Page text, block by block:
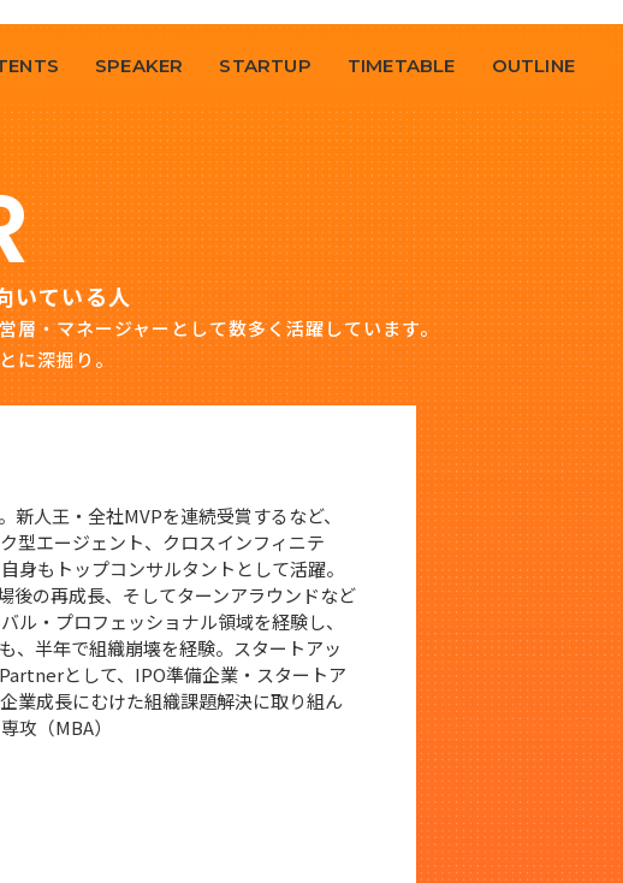
SPEAKER STARTUP TIMETABLE OUTLINE
いている人
層・マネージャーとして数多く活躍しています。
に深掘り。
人王・全社MVPを連続受賞するなど、
型エージェント、クロスインフィニテ
身もトップコンサルタントとして活躍。
後の再成長、そしてターンアラウンドなど
・プロフェッショナル領域を経験し、
、半年で組織崩壊を経験。スタートアッ
として、IPO準備企業・スタートア
業成長にむけた組織課題解決に取り組ん
（MBA）